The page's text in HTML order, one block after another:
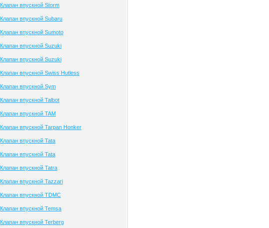
Клапан впускной Storm
Клапан впускной Subaru
Клапан впускной Sumoto
Клапан впускной Suzuki
Клапан впускной Suzuki
Клапан впускной Swiss Hutless
Клапан впускной Sym
Клапан впускной Talbot
Клапан впускной TAM
Клапан впускной Tarpan Honker
Клапан впускной Tata
Клапан впускной Tata
Клапан впускной Tatra
Клапан впускной Tazzari
Клапан впускной TDMC
Клапан впускной Temsa
Клапан впускной Terberg